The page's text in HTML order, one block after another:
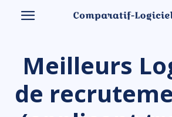
Meilleurs
de